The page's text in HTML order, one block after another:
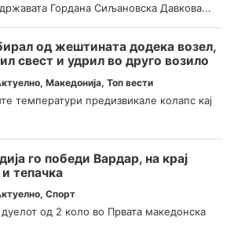
Гордана Сиљановска Давкова...
од жештината додека возел,
свест и удрил во друго возило
, Македонија, Топ вести
температури предизвикале колапс кај
го победи Вардар, на крај
и тепачка
, Спорт
од 2 коло во Првата македонска